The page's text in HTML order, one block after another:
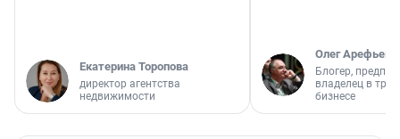
Екатерина Торопова
директор агентства
недвижимости
Олег Арефьев
Блогер,
владелец в
бизнесе